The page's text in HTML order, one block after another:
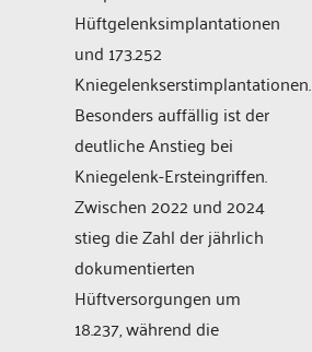
Hüftgelenksimplantationen
und 173.252
Kniegelenkserstimplantationen.
Besonders auffällig ist der
deutliche Anstieg bei
Kniegelenk-Ersteingriffen.
Zwischen 2022 und 2024
stieg die Zahl der jährlich
dokumentierten
Hüftversorgungen um
18.237, während die